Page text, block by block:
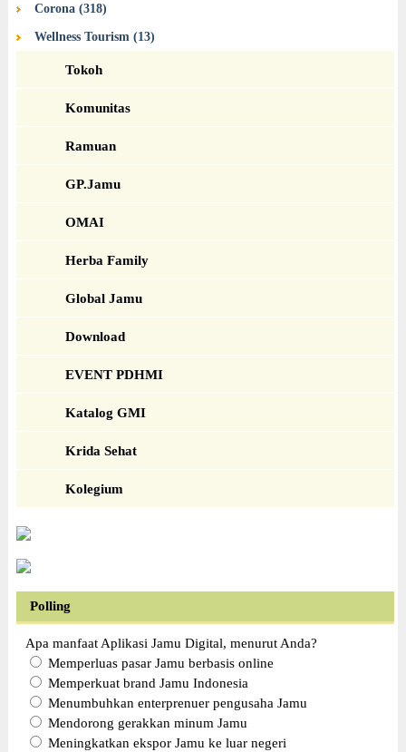
Corona (318)
Wellness Tourism (13)
Tokoh
Komunitas
Ramuan
GP.Jamu
OMAI
Herba Family
Global Jamu
Download
EVENT PDHMI
Katalog GMI
Krida Sehat
Kolegium
Polling
Apa manfaat Aplikasi Jamu Digital, menurut Anda?
Memperluas pasar Jamu berbasis online
Memperkuat brand Jamu Indonesia
Menumbuhkan enterprenuer pengusaha Jamu
Mendorong gerakkan minum Jamu
Meningkatkan ekspor Jamu ke luar negeri